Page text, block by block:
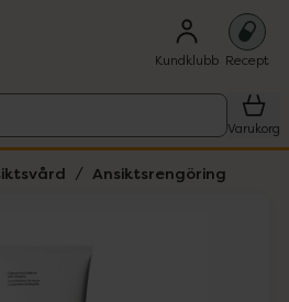
Kundklubb Recept
Varukorg
Ansiktsrengöring